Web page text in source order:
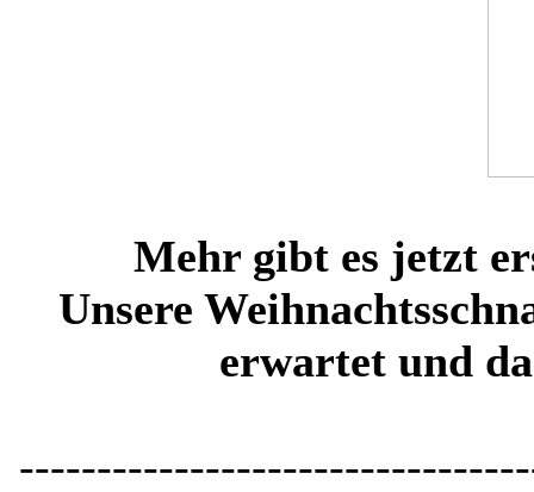
Mehr gibt es jetzt
Unsere
erwartet und